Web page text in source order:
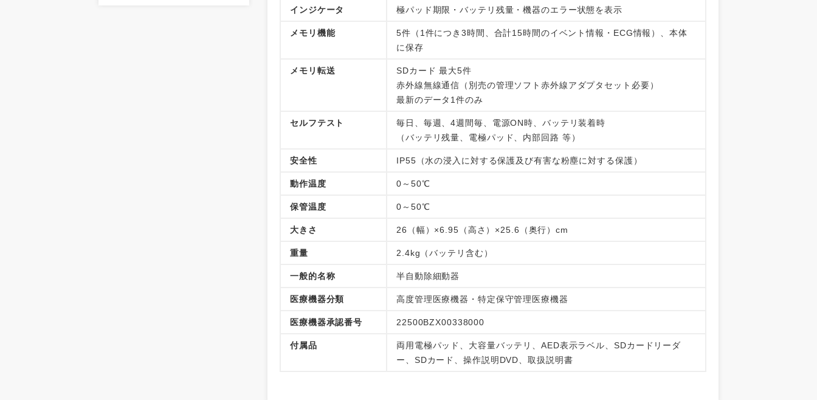
インジケータ 極パッド期限・バッテリ残量・機器のエラー状態を表示
メモリ機能
5件（1件につき3時間、合計15時間のイベント情報・ECG情報）、本体
に保存
メモリ転送
SDカード 最大5件
赤外線無線通信（別売の管理ソフト赤外線アダプタセット必要）
最新のデータ1件のみ
セルフテスト
毎日、毎週、4週間毎、電源ON時、バッテリ装着時
（バッテリ残量、電極パッド、内部回路 等）
安全性 IP55（水の浸入に対する保護及び有害な粉塵に対する保護）
動作温度 0～50℃
保管温度 0～50℃
大きさ 26（幅）×6.95（高さ）×25.6（奥行）cm
重量 2.4kg（バッテリ含む）
一般的名称 半自動除細動器
医療機器分類 高度管理医療機器・特定保守管理医療機器
医療機器承認番号 22500BZX00338000
付属品
両用電極パッド、大容量バッテリ、AED表示ラベル、SDカードリーダ
ー、SDカード、操作説明DVD、取扱説明書